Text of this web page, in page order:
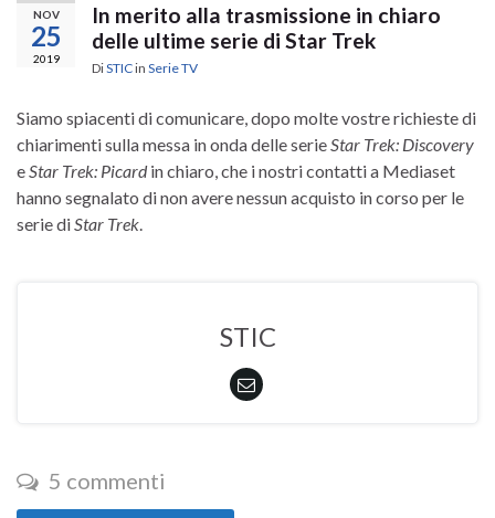
NOV
25
2019
In merito alla trasmissione in chiaro
delle ultime serie di Star Trek
DiSTICin Serie TV
Siamo spiacenti di comunicare, dopo molte vostre richieste di
chiarimenti sulla messa in onda delle serie Star Trek: Discovery
e Star Trek: Picardin chiaro, che i nostri contatti a Mediaset
hanno segnalato di non avere nessun acquisto in corso per le
serie di Star Trek
STIC
5 commenti